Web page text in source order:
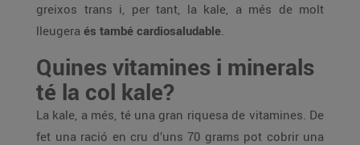
greixos trans i, per tant, la kale, a més de molt
lleugera és també cardiosaludable.
Quines vitamines i minerals
té la col kale?
La kale, a més, té una gran riquesa de vitamines. De
fet una ració en cru d’uns 70 grams pot cobrir una